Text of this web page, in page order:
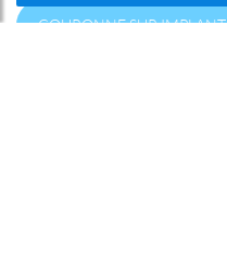
COURONNE SUR IMPLANT